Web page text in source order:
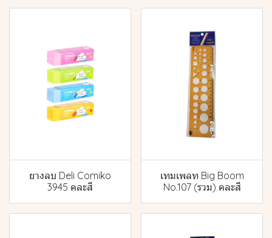
ยางลบ Deli Comiko
3945 คละสี
เทมเพลท Big Boom
No.107 (รวม) คละสี